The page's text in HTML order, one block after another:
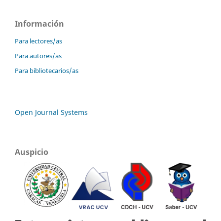
Información
Para lectores/as
Para autores/as
Para bibliotecarios/as
Open Journal Systems
Auspicio